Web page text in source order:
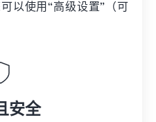
以使用“高级设置”（可
安全